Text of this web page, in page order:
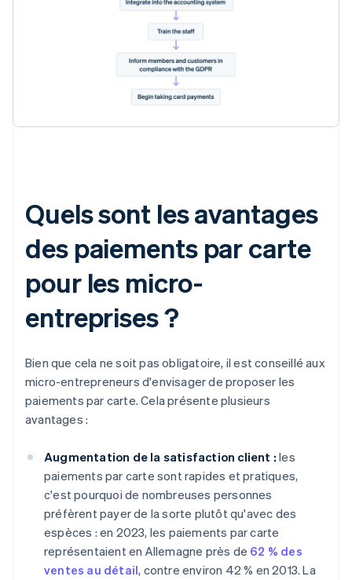
Quels sont les avantages
des paiements par carte
pour les micro-
entreprises ?
Bien que cela ne soit pas obligatoire, il est conseillé aux
micro-entrepreneurs d'envisager de proposer les
paiements par carte. Cela présente plusieurs
avantages :
Augmentation de la satisfaction client : les
paiements par carte sont rapides et pratiques,
c'est pourquoi de nombreuses personnes
préfèrent payer de la sorte plutôt qu'avec des
espèces : en 2023, les paiements par carte
représentaient en Allemagne près de 62 % des
ventes au détail, contre environ 42 % en 2013. La